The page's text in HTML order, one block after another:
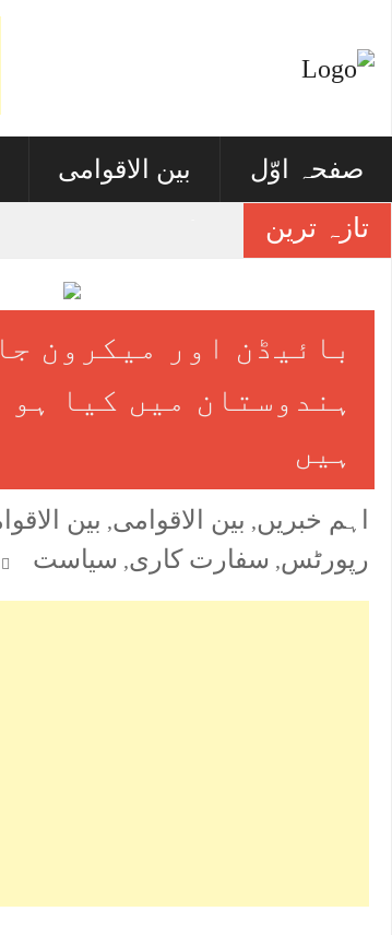
صفحہ اوّل بین الاقوامی
تازہ ترین
بائیڈن اور میکرون
ہندوستان میں کیا
ہیں
اہم خبریں, بین الاقوامی, بین
رپورٹس, سفارت کاری, سیاست